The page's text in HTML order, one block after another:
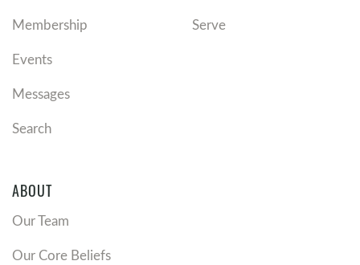
Membership
Events
Messages
Search
Serve
ABOUT
Our Team
Our Core Beliefs